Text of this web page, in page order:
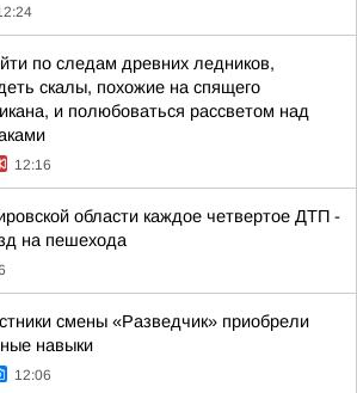
по следам древних ледников,
скалы, похожие на спящего
и полюбоваться рассветом над
12:16
области каждое четвертое ДТП -
на пешехода
смены «Разведчик» приобрели
навыки
12:06